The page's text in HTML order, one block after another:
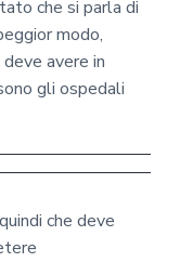
che si parla di
modo,
avere in
gli ospedali
che deve